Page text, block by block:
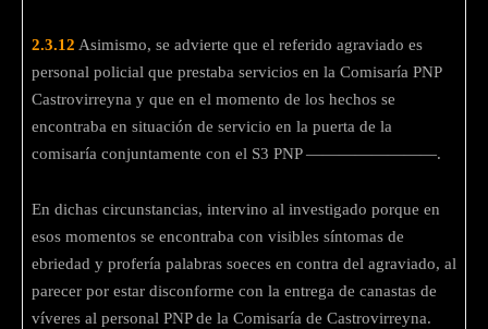
2.3.12 Asimismo, se advierte que el referido agraviado es
personal policial que prestaba servicios en la Comisaría PNP
Castrovirreyna y que en el momento de los hechos se
encontraba en situación de servicio en la puerta de la
comisaría conjuntamente con el S3 PNP ————————.
En dichas circunstancias, intervino al investigado porque en
esos momentos se encontraba con visibles síntomas de
ebriedad y profería palabras soeces en contra del agraviado, al
parecer por estar disconforme con la entrega de canastas de
víveres al personal PNP de la Comisaría de Castrovirreyna.